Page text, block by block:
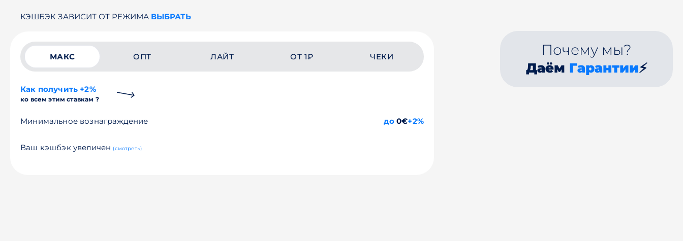
КЭШБЭК ЗАВИСИТ ОТ РЕЖИМА ВЫБРАТЬ
МАКС ОПТ ЛАЙТ ОТ 1₽ ЧЕКИ
Как получить +2%
ко всем этим ставкам ?
Минимальное вознаграждение до0€+2%
Ваш кэшбэк увеличен (смотреть)
Почему мы?
Даём Гарантии⚡